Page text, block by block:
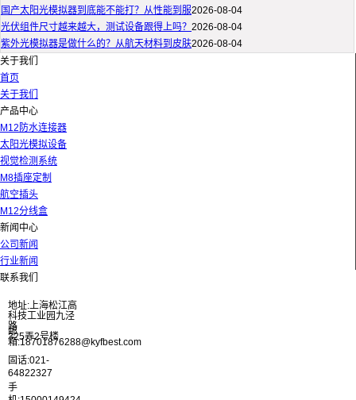
国产太阳光模拟器到底能不能打？从性能到服2026-08-04
光伏组件尺寸越来越大，测试设备跟得上吗？ 2026-08-04
紫外光模拟器是做什么的？从航天材料到皮肤2026-08-04
关于我们
首页
关于我们
产品中心
M12防水连接器
太阳光模拟设备
视觉检测系统
M8插座定制
航空插头
M12分线盒
新闻中心
公司新闻
行业新闻
联系我们
地址:上海松江高
科技工业园九泾
路
325弄2号楼
邮
箱:18701876288@kyfbest.com
固话:021-
64822327
手